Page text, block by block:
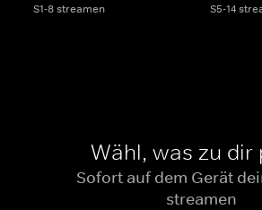
S1-8 streamen S5-14
Wähl, was zu dir
Sofort auf dem Gerät
streamen